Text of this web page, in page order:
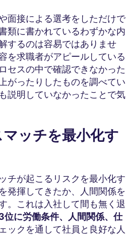
面接による選考をしただけで
類に書かれているわずかな内
するのは容易ではありませ
を求職者がアピールしている
セスの中で確認できなかった
がったりしたものを調べてい
説明していなかったことで気
ッチを最小化す
チが起こるリスクを最小化す
発揮してきたか、人間関係を
。これは入社して間も無く退
位に労働条件、人間関係、仕
ックを通して社員と良好な人